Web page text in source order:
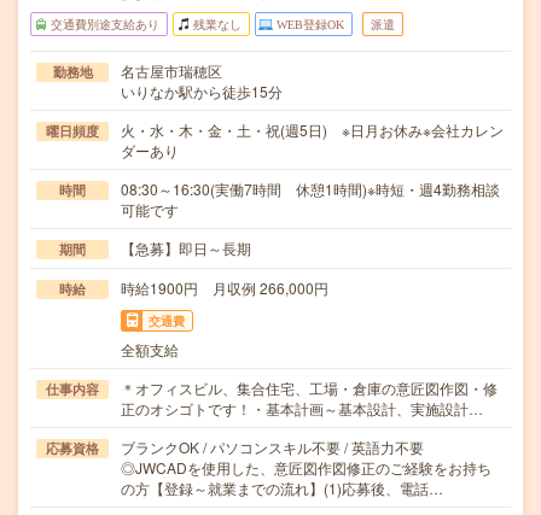
交通費別途支給あり 残業なし WEB登録OK 派遣
勤務地
名古屋市瑞穂区
いりなか駅から徒歩15分
曜日頻度
火・水・木・金・土・祝(週5日) ※日月お休み※会社カレン
ダーあり
時間
08:30～16:30(実働7時間 休憩1時間)※時短・週4勤務相談
可能です
期間 【急募】即日～長期
時給 時給1900円 月収例 266,000円
交通費
全額支給
仕事内容
＊オフィスビル、集合住宅、工場・倉庫の意匠図作図・修
正のオシゴトです！・基本計画～基本設計、実施設計…
応募資格
ブランクOK / パソコンスキル不要 / 英語力不要
◎JWCADを使用した、意匠図作図修正のご経験をお持ち
の方【登録～就業までの流れ】(1)応募後、電話…